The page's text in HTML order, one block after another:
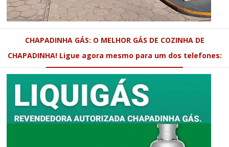
CHAPADINHA GÁS: O MELHOR GÁS DE COZINHA DE
CHAPADINHA! Ligue agora mesmo para um dos telefones: